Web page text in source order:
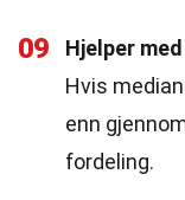
09 Hjelper
Hvis
enn
fordeling.